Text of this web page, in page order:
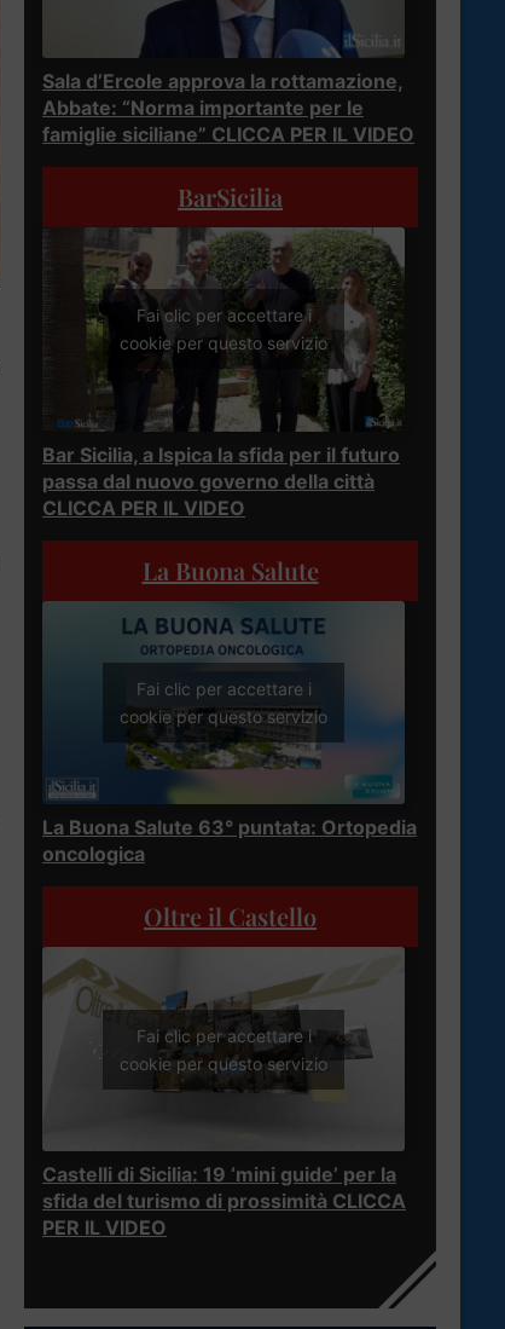
Sala d’Ercole approva la rottamazione,
Abbate: “Norma importante per le
famiglie siciliane” CLICCA PER IL VIDEO
BarSicilia
Fai clic per accettare i
cookie per questo servizio
Bar Sicilia, a Ispica la sfida per il futuro
passa dal nuovo governo della città
CLICCA PER IL VIDEO
La Buona Salute
Fai clic per accettare i
cookie per questo servizio
La Buona Salute 63° puntata: Ortopedia
oncologica
Oltre il Castello
Fai clic per accettare i
cookie per questo servizio
Castelli di Sicilia: 19 ‘mini guide’ per la
sfida del turismo di prossimità CLICCA
PER IL VIDEO